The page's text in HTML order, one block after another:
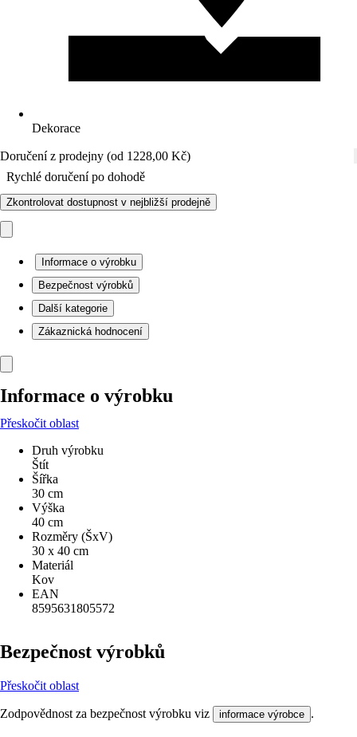
Dekorace
Doručení z prodejny (od 1228,00 Kč)
Rychlé doručení po dohodě
Zkontrolovat dostupnost v nejbližší prodejně
Informace o výrobku
Bezpečnost výrobků
Další kategorie
Zákaznická hodnocení
Informace o výrobku
Přeskočit oblast
Druh výrobku
Štít
Šířka
30 cm
Výška
40 cm
Rozměry (ŠxV)
30 x 40 cm
Materiál
Kov
EAN
8595631805572
Bezpečnost výrobků
Přeskočit oblast
Zodpovědnost za bezpečnost výrobku viz informace výrobce .